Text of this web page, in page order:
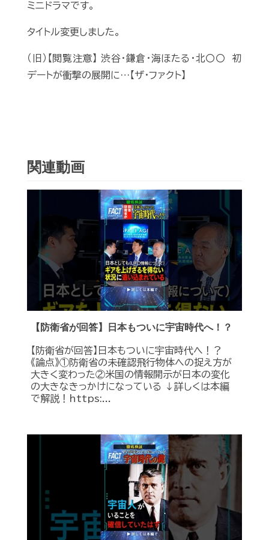
ミニドラマです。
タイトル変更しました。
（旧）【閲覧注意】 渋谷・鎌倉・海ほたる・北〇〇 初
デートが衝撃の展開に…【ザ・ファクト】
関連動画
【防衛省が回答】日本もついに宇宙時代へ！？
【防衛省が回答】日本もついに宇宙時代へ！？
《論点》①防衛省の未確認飛行物体への捉え方が
大きく変わった②米国の情報開示が日本の変化
の大きなきっかけになっている ↓詳しくは本編
で解説！https:...